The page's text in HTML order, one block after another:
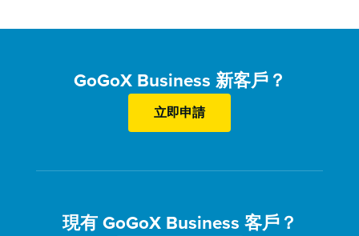
GoGoX Business 新客戶？
立即申請
現有 GoGoX Business 客戶？